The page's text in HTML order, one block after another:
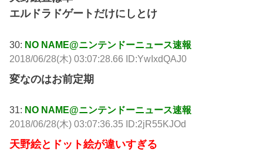
エルドラドゲートだけにしとけ
30: NO NAME@ニンテンドーニュース速報
2018/06/28(木) 03:07:28.66 ID:YwIxdQAJ0
変なのはお前定期
31: NO NAME@ニンテンドーニュース速報
2018/06/28(木) 03:07:36.35 ID:2jR55KJOd
天野絵とドット絵が違いすぎる